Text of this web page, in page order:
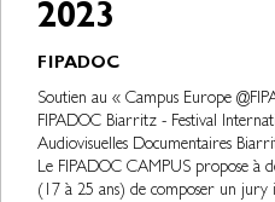
2023
FIPADOC
Soutien au « Campus Europe
FIPADOC Biarritz - Festival
Audiovisuelles Documentaires
Le FIPADOC CAMPUS propose à
(17 à 25 ans) de composer un jury